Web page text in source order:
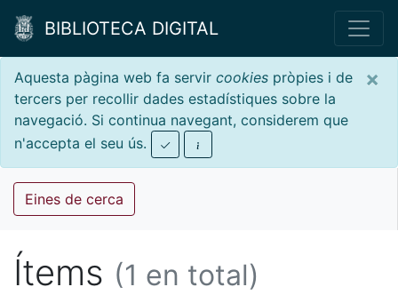
BIBLIOTECA DIGITAL
×
Aquesta pàgina web fa servir cookies pròpies i de
tercers per recollir dades estadístiques sobre la
navegació. Si continua navegant, considerem que
n'accepta el seu ús.
Eines de cerca
Ítems (1 en total)